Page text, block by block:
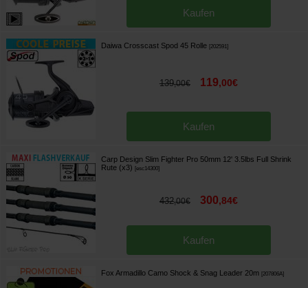
Kaufen
Daiwa Crosscast Spod 45 Rolle 202591]
139,00€ 119,00€
Kaufen
Carp Design Slim Fighter Pro 50mm 12' 3.5lbs Full Shrink
Rute (x3)
[esc14300]
432,00€ 300,84€
Kaufen
Fox Armadillo Camo Shock & Snag Leader 20m 207806A]